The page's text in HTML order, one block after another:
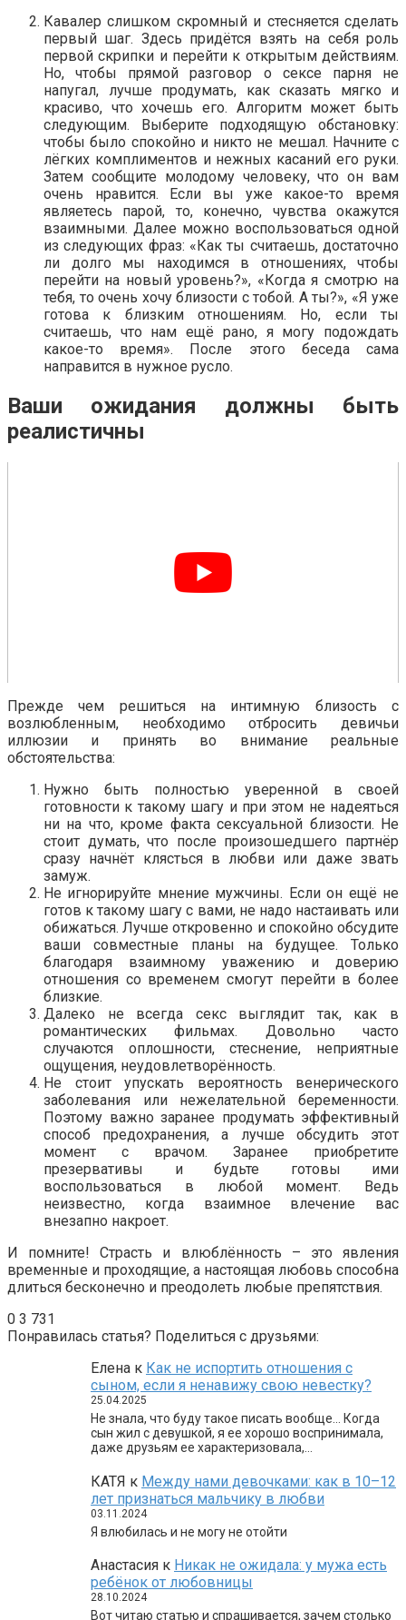
Кавалер слишком скромный и стесняется сделать
первый шаг. Здесь придётся взять на себя роль
первой скрипки и перейти к открытым действиям.
Но, чтобы прямой разговор о сексе парня не
напугал, лучше продумать, как сказать мягко и
красиво, что хочешь его. Алгоритм может быть
следующим. Выберите подходящую обстановку:
чтобы было спокойно и никто не мешал. Начните с
лёгких комплиментов и нежных касаний его руки.
Затем сообщите молодому человеку, что он вам
очень нравится. Если вы уже какое-то время
являетесь парой, то, конечно, чувства окажутся
взаимными. Далее можно воспользоваться одной
из следующих фраз: «Как ты считаешь, достаточно
ли долго мы находимся в отношениях, чтобы
перейти на новый уровень?», «Когда я смотрю на
тебя, то очень хочу близости с тобой. А ты?», «Я уже
готова к близким отношениям. Но, если ты
считаешь, что нам ещё рано, я могу подождать
какое-то время». После этого беседа сама
направится в нужное русло.
Ваши ожидания должны быть
реалистичны
Прежде чем решиться на интимную близость с
возлюбленным, необходимо отбросить девичьи
иллюзии и принять во внимание реальные
обстоятельства:
Нужно быть полностью уверенной в своей
готовности к такому шагу и при этом не надеяться
ни на что, кроме факта сексуальной близости. Не
стоит думать, что после произошедшего партнёр
сразу начнёт клясться в любви или даже звать
замуж.
Не игнорируйте мнение мужчины. Если он ещё не
готов к такому шагу с вами, не надо настаивать или
обижаться. Лучше откровенно и спокойно обсудите
ваши совместные планы на будущее. Только
благодаря взаимному уважению и доверию
отношения со временем смогут перейти в более
близкие.
Далеко не всегда секс выглядит так, как в
романтических фильмах. Довольно часто
случаются оплошности, стеснение, неприятные
ощущения, неудовлетворённость.
Не стоит упускать вероятность венерического
заболевания или нежелательной беременности.
Поэтому важно заранее продумать эффективный
способ предохранения, а лучше обсудить этот
момент с врачом. Заранее приобретите
презервативы и будьте готовы ими
воспользоваться в любой момент. Ведь
неизвестно, когда взаимное влечение вас
внезапно накроет.
И помните! Страсть и влюблённость – это явления
временные и проходящие, а настоящая любовь способна
длиться бесконечно и преодолеть любые препятствия.
0 3 731
Понравилась статья? Поделиться с друзьями:
Елена к Как не испортить отношения с
сыном, если я ненавижу свою невестку?
25.04.2025
Не знала, что буду такое писать вообще… Когда
сын жил с девушкой, я ее хорошо воспринимала,
даже друзьям ее характеризовала,…
КАТЯ к Между нами девочками: как в 10–12
лет признаться мальчику в любви
03.11.2024
Я влюбилась и не могу не отойти
Анастасия к Никак не ожидала: у мужа есть
ребёнок от любовницы
28.10.2024
Вот читаю статью и спрашивается, зачем столько